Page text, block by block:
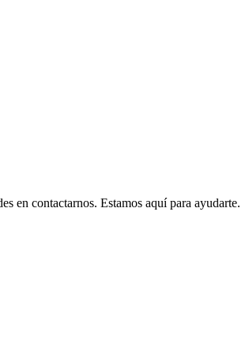
en contactarnos. Estamos aquí para ayudarte.